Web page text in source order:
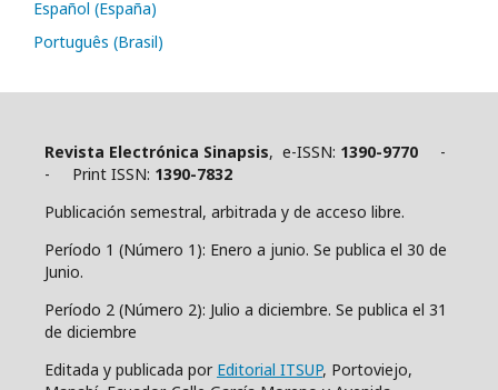
Español (España)
Português (Brasil)
Revista Electrónica Sinapsis, e-ISSN: 1390-9770 -
- Print ISSN: 1390-7832
Publicación semestral, arbitrada y de acceso libre.
Período 1 (Número 1): Enero a junio. Se publica el 30 de
Junio.
Período 2 (Número 2): Julio a diciembre. Se publica el 31
de diciembre
Editada y publicada por Editorial ITSUP, Portoviejo,